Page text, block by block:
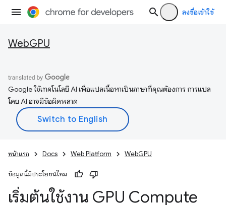
ลงชื่อเข้าใช้
WebGPU
Google ใช้เทคโนโลยี AI เพื่อแปลเนื้อหาเป็นภาษาที่คุณต้องการ การแปล
โดย AI อาจมีข้อผิดพลาด
หน้าแรก Docs Web Platform WebGPU
ข้อมูลนี้มีประโยชน์ไหม
เริ่มต้นใช้งาน GPU Compute